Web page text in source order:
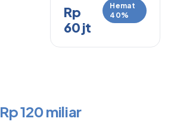
Rp
60 jt
Hemat
40%
Rp 120 miliar